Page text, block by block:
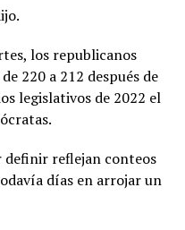
los republicanos
220 a 212 después de
legislativos de 2022 el
definir reflejan conteos
días en arrojar un